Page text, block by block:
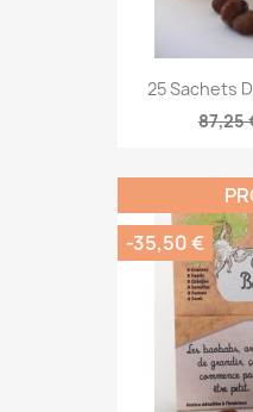
25 Sachets
87,25
-35,50 €